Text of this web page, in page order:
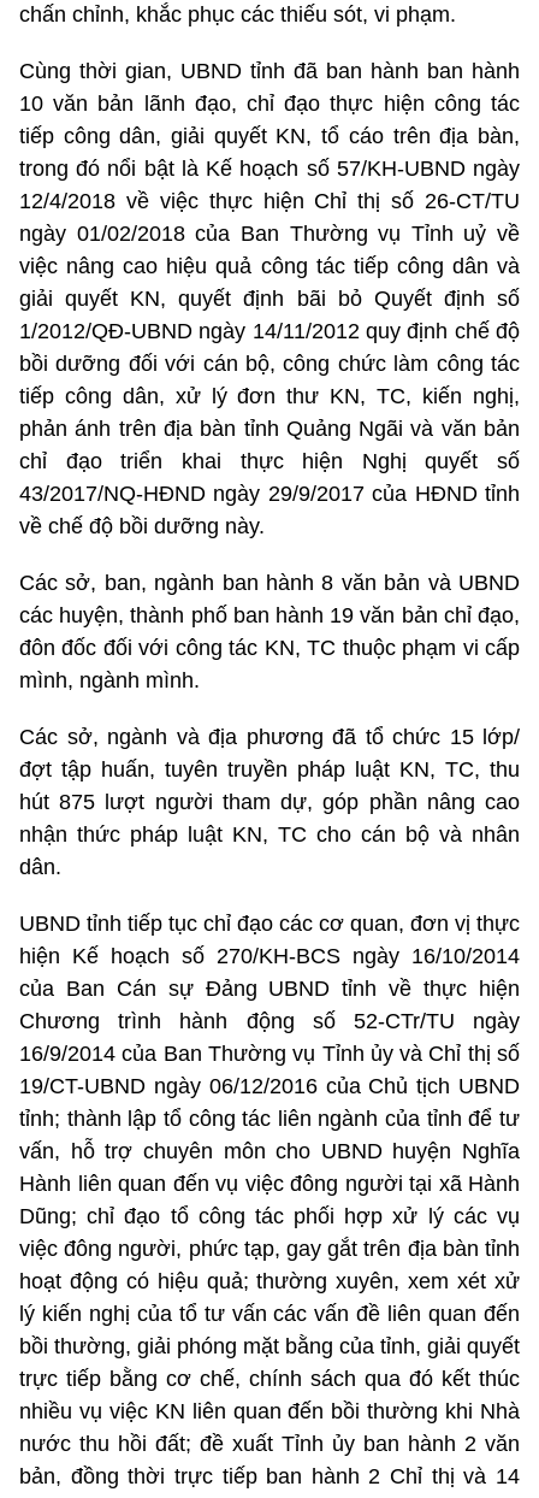
chấn chỉnh, khắc phục các thiếu sót, vi phạm.
Cùng thời gian, UBND tỉnh đã ban hành ban hành
10 văn bản lãnh đạo, chỉ đạo thực hiện công tác
tiếp công dân, giải quyết KN, tổ cáo trên địa bàn,
trong đó nổi bật là Kế hoạch số 57/KH-UBND ngày
12/4/2018 về việc thực hiện Chỉ thị số 26-CT/TU
ngày 01/02/2018 của Ban Thường vụ Tỉnh uỷ về
việc nâng cao hiệu quả công tác tiếp công dân và
giải quyết KN, quyết định bãi bỏ Quyết định số
1/2012/QĐ-UBND ngày 14/11/2012 quy định chế độ
bồi dưỡng đối với cán bộ, công chức làm công tác
tiếp công dân, xử lý đơn thư KN, TC, kiến nghị,
phản ánh trên địa bàn tỉnh Quảng Ngãi và văn bản
chỉ đạo triển khai thực hiện Nghị quyết số
43/2017/NQ-HĐND ngày 29/9/2017 của HĐND tỉnh
về chế độ bồi dưỡng này.
Các sở, ban, ngành ban hành 8 văn bản và UBND
các huyện, thành phố ban hành 19 văn bản chỉ đạo,
đôn đốc đối với công tác KN, TC thuộc phạm vi cấp
mình, ngành mình.
Các sở, ngành và địa phương đã tổ chức 15 lớp/
đợt tập huấn, tuyên truyền pháp luật KN, TC, thu
hút 875 lượt người tham dự, góp phần nâng cao
nhận thức pháp luật KN, TC cho cán bộ và nhân
dân.
UBND tỉnh tiếp tục chỉ đạo các cơ quan, đơn vị thực
hiện Kế hoạch số 270/KH-BCS ngày 16/10/2014
của Ban Cán sự Đảng UBND tỉnh về thực hiện
Chương trình hành động số 52-CTr/TU ngày
16/9/2014 của Ban Thường vụ Tỉnh ủy và Chỉ thị số
19/CT-UBND ngày 06/12/2016 của Chủ tịch UBND
tỉnh; thành lập tổ công tác liên ngành của tỉnh để tư
vấn, hỗ trợ chuyên môn cho UBND huyện Nghĩa
Hành liên quan đến vụ việc đông người tại xã Hành
Dũng; chỉ đạo tổ công tác phối hợp xử lý các vụ
việc đông người, phức tạp, gay gắt trên địa bàn tỉnh
hoạt động có hiệu quả; thường xuyên, xem xét xử
lý kiến nghị của tổ tư vấn các vấn đề liên quan đến
bồi thường, giải phóng mặt bằng của tỉnh, giải quyết
trực tiếp bằng cơ chế, chính sách qua đó kết thúc
nhiều vụ việc KN liên quan đến bồi thường khi Nhà
nước thu hồi đất; đề xuất Tỉnh ủy ban hành 2 văn
bản, đồng thời trực tiếp ban hành 2 Chỉ thị và 14